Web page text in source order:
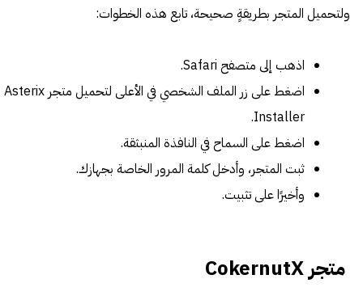
ولتحميل المتجر بطريقةٍ صحيحة، تابع هذه الخطوات:
اذهب إلى متصفح Safari.
اضغط على زر الملف الشخصي في الأعلى لتحميل متجر Asterix
Installer.
اضغط على السماح في النافذة المنبثقة.
ثبت المتجر، وأدخل كلمة المرور الخاصة بجهازك.
وأخيرًا على تثبيت.
متجر CokernutX